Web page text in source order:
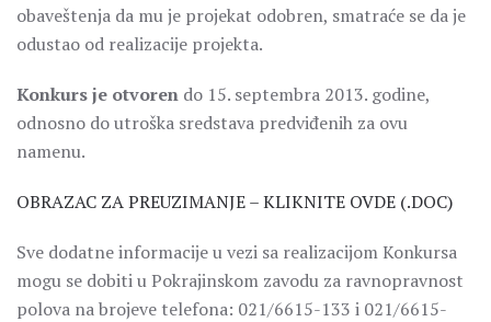
obaveštenja da mu je projekat odobren, smatraće se da je
odustao od realizacije projekta.
Konkurs je otvoren do 15. septembra 2013. godine,
odnosno do utroška sredstava predviđenih za ovu
namenu.
OBRAZAC ZA PREUZIMANJE – KLIKNITE OVDE (.DOC)
Sve dodatne informacije u vezi sa realizacijom Konkursa
mogu se dobiti u Pokrajinskom zavodu za ravnopravnost
polova na brojeve telefona: 021/6615-133 i 021/6615-